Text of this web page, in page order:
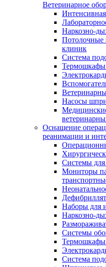
Ветеринарное
Наркозно-
Потолочные
клиник
Система
Насосы
Оснащение
реанимации и
Системы для
Мониторы
Наборы для
Наркозно-
Системы
Cистема